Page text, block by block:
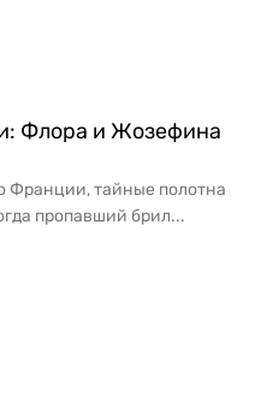
Флора и Жозефина
Франции, тайные полотна
пропавший брил...